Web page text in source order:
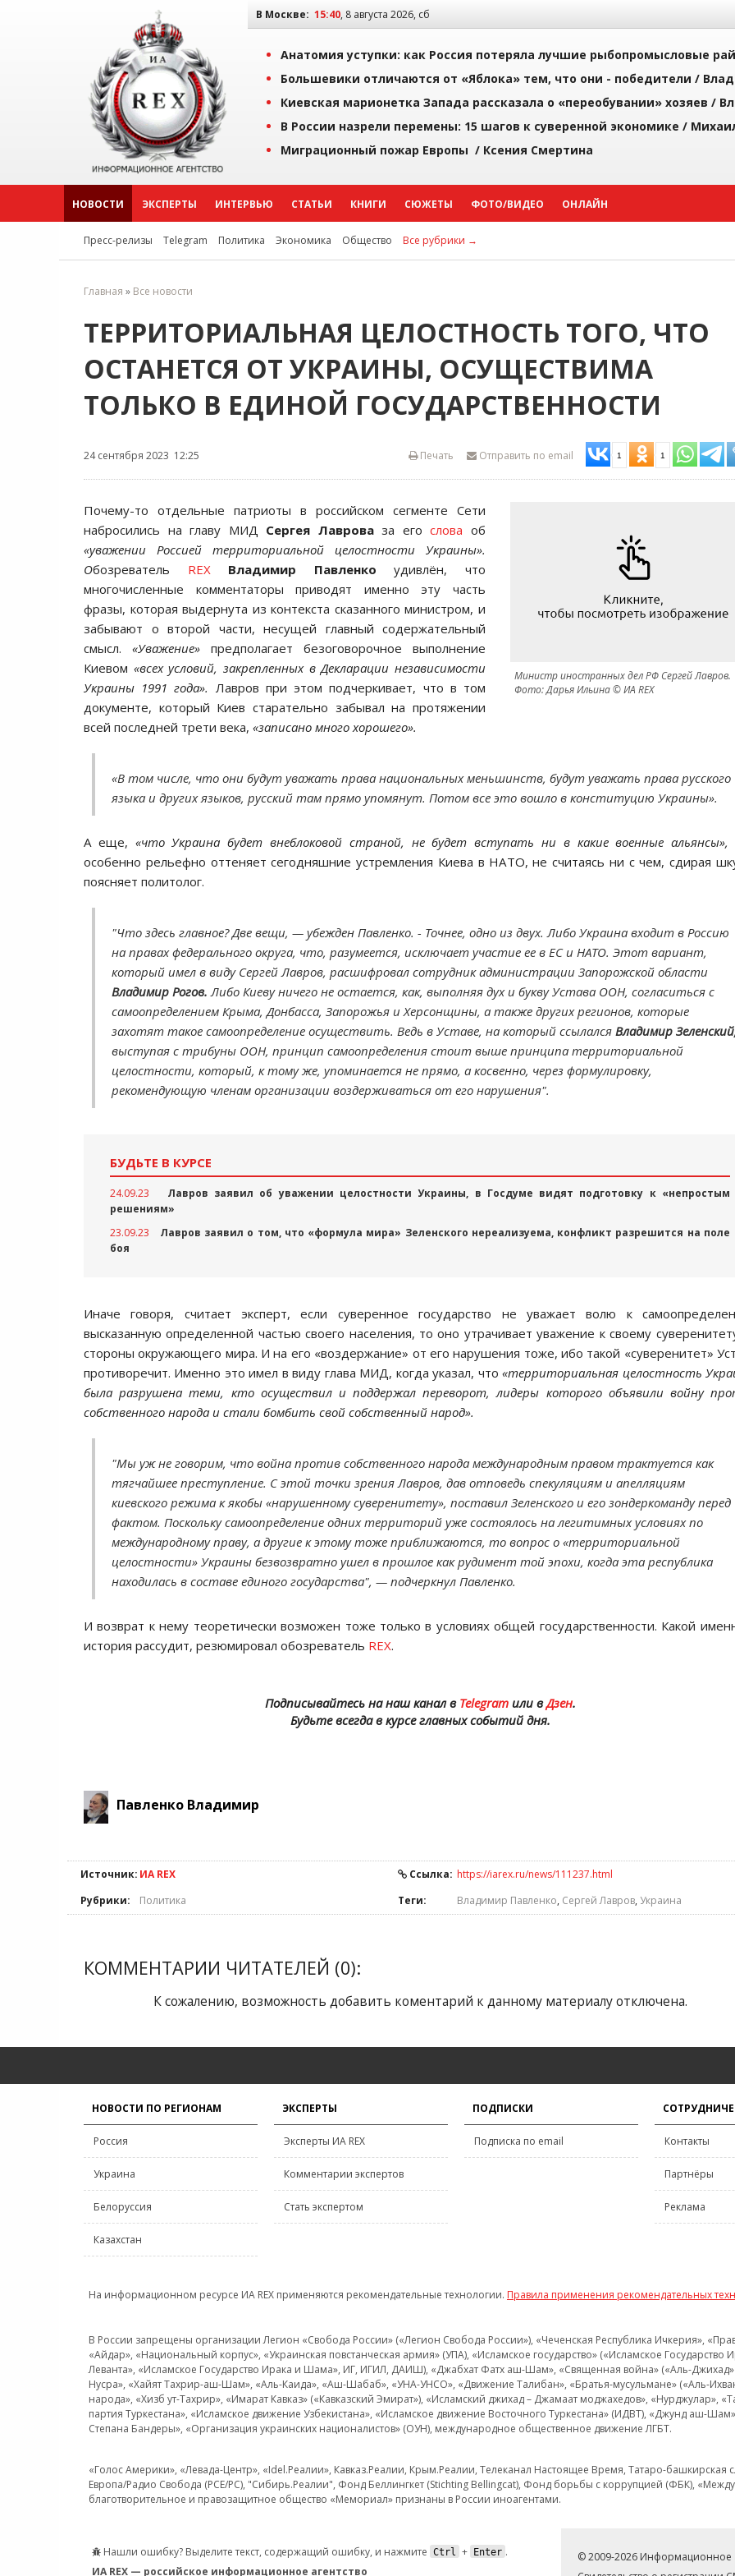
В Москве: 15:40, 8 августа 2026, сб
Анатомия уступки: как Россия потеряла лучшие рыбопромысловые
Большевики отличаются от «Яблока» тем, что они - победители /
Киевская марионетка Запада рассказала о «переобувании» хозяев /
В России назрели перемены: 15 шагов к суверенной экономике /
Миграционный пожар Европы / Ксения Смертина
НОВОСТИ ЭКСПЕРТЫ ИНТЕРВЬЮ СТАТЬИ КНИГИ СЮЖЕТЫ ФОТО/ВИДЕО ОНЛАЙН
Пресс-релизы Telegram Политика Экономика Общество Все рубрики →
Главная » Все новости
ТЕРРИТОРИАЛЬНАЯ ЦЕЛОСТНОСТЬ ТОГО, ЧТО
ОСТАНЕТСЯ ОТ УКРАИНЫ, ОСУЩЕСТВИМА
ТОЛЬКО В ЕДИНОЙ ГОСУДАРСТВЕННОСТИ
24 сентября 2023 12:25 Отправить по email 1 1
Печать
Министр иностранных дел РФ Сергей Лавров.
Фото: Дарья Ильина © ИА REX
Почему-то отдельные патриоты в российском сегменте Сети
набросились на главу МИД Сергея Лавроваза егослова об
«уважении Россией территориальной целостности Украины».
Обозреватель REX Владимир Павленко удивлён, что
многочисленные комментаторы приводят именно эту часть
фразы, которая выдернута из контекста сказанного министром, и
забывают о второй части, несущей главный содержательный
смысл. «Уважение» предполагает безоговорочное выполнение
Киевом «всех условий, закрепленных в Декларации независимости
Украины 1991 года». Лавров при этом подчеркивает, что в том
документе, который Киев старательно забывал на протяжении
всей последней трети века, «записано много хорошего».
«В том числе, что они будут уважать права национальных меньшинств, будут уважать права русского
языка и других языков, русский там прямо упомянут. Потом все это вошло в конституцию Украины».
А еще, «что Украина будет внеблоковой страной, не будет вступать ни в какие военные
особенно рельефно оттеняет сегодняшние устремления Киева в НАТО, не считаясь ни с чем, сдирая
поясняет политолог.
"Что здесь главное? Две вещи, — убежден Павленко. - Точнее, одно из двух. Либо Украина входит в Россию
на правах федерального округа, что, разумеется, исключает участие ее в ЕС и НАТО. Этот вариант,
который имел в виду Сергей Лавров, расшифровал сотрудник администрации Запорожской области
Владимир Рогов. Либо Киеву ничего не остается, как, выполняя дух и букву Устава ООН, согласиться с
самоопределением Крыма, Донбасса, Запорожья и Херсонщины, а также других регионов, которые
захотят такое самоопределение осуществить. Ведь в Уставе, на который ссылался Владимир
выступая с трибуны ООН, принцип самоопределения стоит выше принципа территориальной
целостности, который, к тому же, упоминается не прямо, а косвенно, через формулировку,
рекомендующую членам организации воздерживаться от его нарушения".
БУДЬТЕ В КУРСЕ
24.09.23
Лавров заявил об уважении целостности Украины, в Госдуме видят подготовку к «непростым
решениям»
23.09.23
Лавров заявил о том, что «формула мира» Зеленского нереализуема, конфликт разрешится на поле
боя
Иначе говоря, считает эксперт, если суверенное государство не уважает волю к
высказанную определенной частью своего населения, то оно утрачивает уважение к своему
стороны окружающего мира. И на его «воздержание» от его нарушения тоже, ибо такой «суверенитет»
противоречит. Именно это имел в виду глава МИД, когда указал, что«территориальная целостность
была разрушена теми, кто осуществил и поддержал переворот, лидеры которого объявили войну
собственного народа и стали бомбить свой собственный народ».
"Мы уж не говорим, что война против собственного народа международным правом трактуется как
тягчайшее преступление. С этой точки зрения Лавров, дав отповедь спекуляциям и апелляциям
киевского режима к якобы «нарушенному суверенитету», поставил Зеленского и его зондеркоманду перед
фактом. Поскольку самоопределение одних территорий уже состоялось на легитимных условиях по
международному праву, а другие к этому тоже приближаются, то вопрос о «территориальной
целостности» Украины безвозвратно ушел в прошлое как рудимент той эпохи, когда эта республика
находилась в составе единого государства", — подчеркнул Павленко.
И возврат к нему теоретически возможен тоже только в условиях общей государственности. Какой
история рассудит, резюмировал обозреватель REX.
Подписывайтесь на наш канал в Telegramили вДзен.
Будьте всегда в курсе главных событий дня.
Павленко Владимир
Источник: ИА REX Ссылка: https://iarex.ru/news/111237.html
Рубрики:
Политика Теги: Владимир Павленко, Сергей Лавров, Украина
КОММЕНТАРИИ ЧИТАТЕЛЕЙ (0):
К сожалению, возможность добавить коментарий к данному материалу отключена.
НОВОСТИ ПО РЕГИОНАМ
Россия
Украина
Белоруссия
Казахстан
ЭКСПЕРТЫ
Эксперты ИА REX
Комментарии экспертов
Стать экспертом
ПОДПИСКИ
Подписка по email Контакты
Партнёры
Реклама
На информационном ресурсе ИА REX применяются рекомендательные технологии. Правила применения рекомендательных
В России запрещены организации Легион «Свобода России» («Легион Свобода России»), «Чеченская Республика Ичкерия»,
«Айдар», «Национальный корпус», «Украинская повстанческая армия» (УПА), «Исламское государство» («Исламское
Леванта», «Исламское Государство Ирака и Шама», ИГ, ИГИЛ, ДАИШ), «Джабхат Фатх аш-Шам», «Священная война» («Аль-Джихад»
Нусра», «Хайят Тахрир-аш-Шам», «Аль-Каида», «Аш-Шабаб», «УНА-УНСО», «Движение Талибан», «Братья-мусульмане» («Аль-
народа», «Хизб ут-Тахрир», «Имарат Кавказ» («Кавказский Эмират»), «Исламский джихад – Джамаат моджахедов», «Нурджулар»,
партия Туркестана», «Исламское движение Узбекистана», «Исламское движение Восточного Туркестана» (ИДВТ), «Джунд аш-
Степана Бандеры», «Организация украинских националистов» (ОУН), международное общественное движение ЛГБТ.
«Голос Америки», «Левада-Центр», «Idel.Реалии», Кавказ.Реалии, Крым.Реалии, Телеканал Настоящее Время, Татаро-
Европа/Радио Свобода (PCE/PC), "Сибирь.Реалии", Фонд Беллингкет (Stichting Bellingcat), Фонд борьбы с коррупцией (ФБК),
благотворительное и правозащитное общество «Мемориал» признаны в России иноагентами.
Нашли ошибку? Выделите текст, содержащий ошибку, и нажмите Ctrl + Enter .
ИА REX — российское информационное агентство
© 2009-2026 Информационное